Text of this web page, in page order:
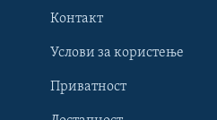
Learning English
НАКУСО...
Контакт
Услови за користење
Приватност